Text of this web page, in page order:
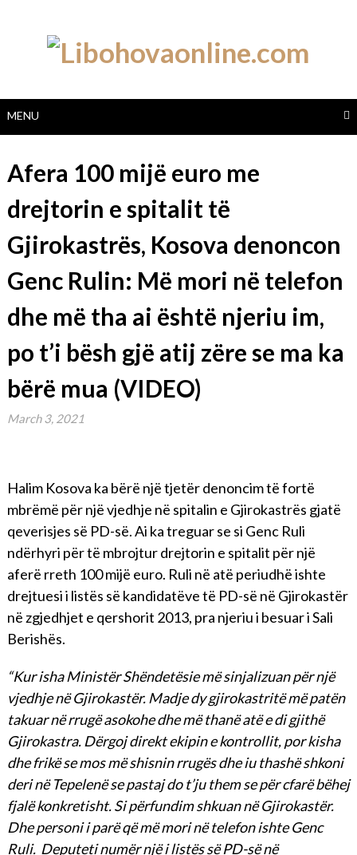
MENU
Afera 100 mijë euro me
drejtorin e spitalit të
Gjirokastrës, Kosova denoncon
Genc Rulin: Më mori në telefon
dhe më tha ai është njeriu im,
po t’i bësh gjë atij zëre se ma ka
bërë mua (VIDEO)
March 3, 2021
Halim Kosova ka bërë një tjetër denoncim të fortë
mbrëmë për një vjedhje në spitalin e Gjirokastrës gjatë
qeverisjes së PD-së. Ai ka treguar se si Genc Ruli
ndërhyri për të mbrojtur drejtorin e spitalit për një
aferë rreth 100 mijë euro. Ruli në atë periudhë ishte
drejtuesi i listës së kandidatëve të PD-së në Gjirokastër
në zgjedhjet e qershorit 2013, pra njeriu i besuar i Sali
Berishës.
“Kur isha Ministër Shëndetësie më sinjalizuan për një
vjedhje në Gjirokastër. Madje dy gjirokastritë më patën
takuar në rrugë asokohe dhe më thanë atë e di gjithë
Gjirokastra. Dërgoj direkt ekipin e kontrollit, por kisha
dhe frikë se mos më shisnin rrugës dhe iu thashë shkoni
deri në Tepelenë se pastaj do t’ju them se për cfarë bëhej
fjalë konkretisht. Si përfundim shkuan në Gjirokastër.
Dhe personi i parë që më mori në telefon ishte Genc
Ruli. Deputeti numër një i listës së PD-së në